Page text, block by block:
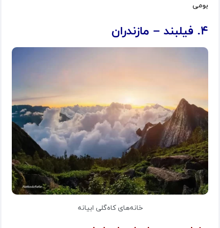
بومی
۴. فیلبند – مازندران
خانه‌های کاه‌گلی ابیانه